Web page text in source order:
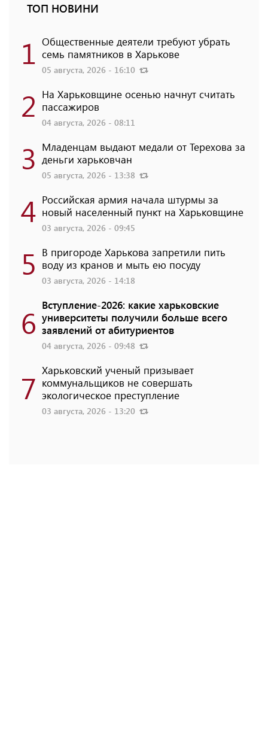
ТОП НОВИНИ
1 Общественные деятели требуют убрать
семь памятников в Харькове
05 августа, 2026 - 16:10
2 На Харьковщине осенью начнут считать
пассажиров
04 августа, 2026 - 08:11
3 Младенцам выдают медали от Терехова за
деньги харьковчан
05 августа, 2026 - 13:38
4 Российская армия начала штурмы за
новый населенный пункт на Харьковщине
03 августа, 2026 - 09:45
5 В пригороде Харькова запретили пить
воду из кранов и мыть ею посуду
03 августа, 2026 - 14:18
6 Вступление-2026: какие харьковские
университеты получили больше всего
заявлений от абитуриентов
04 августа, 2026 - 09:48
7 Харьковский ученый призывает
коммунальщиков не совершать
экологическое преступление
03 августа, 2026 - 13:20